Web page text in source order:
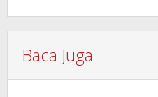
Baca Juga